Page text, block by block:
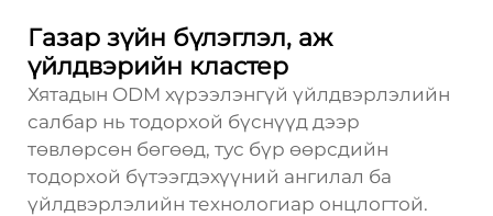
Газар зүйн бүлэглэл, аж
үйлдвэрийн кластер
Хятадын ODM хүрээлэнгүй үйлдвэрлэлийн
салбар нь тодорхой бүснүүд дээр
төвлөрсөн бөгөөд, тус бүр өөрсдийн
тодорхой бүтээгдэхүүний ангилал ба
үйлдвэрлэлийн технологиар онцлогтой.